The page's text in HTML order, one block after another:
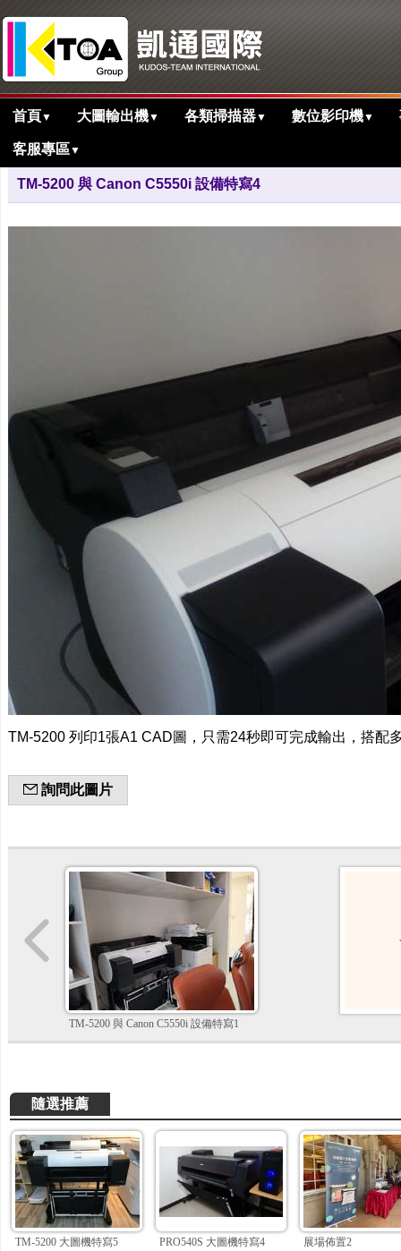
首頁▼ 大圖輸出機▼ 各類掃描器▼ 數位影印機▼
客服專區▼
首頁 > 活動花絮剪影
TM-5200 與 Canon C5550i 設備特寫4
TM-5200 列印1張A1 CAD圖，只需24秒即可完成輸出，搭配
詢問此圖片
TM-5200 與 Canon C5550i 設備特寫1
隨選推薦
TM-5200 大圖機特寫5 PRO540S 大圖機特寫4 展場佈置2